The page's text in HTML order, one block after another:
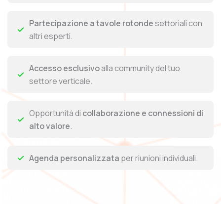
Partecipazione a tavole rotondesettoriali con
altri esperti.
Accesso esclusivoalla community del tuo
settore verticale.
Opportunità di collaborazione e connessioni di
alto valore.
Agenda personalizzata per riunioni individuali.